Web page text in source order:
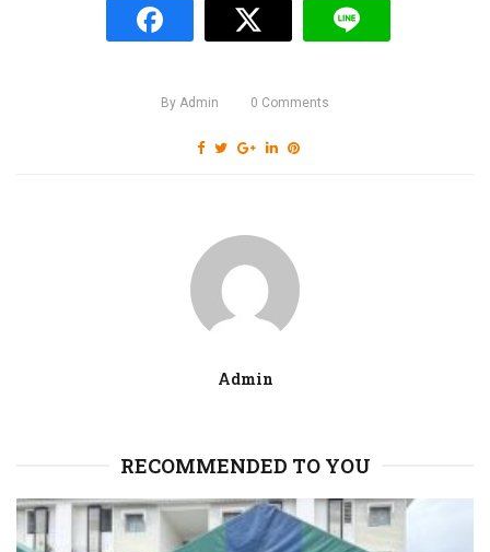
By Admin 0 Comments
Admin
RECOMMENDED TO YOU